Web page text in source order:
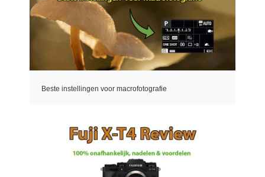
Beste instellingen voor macrofotografie